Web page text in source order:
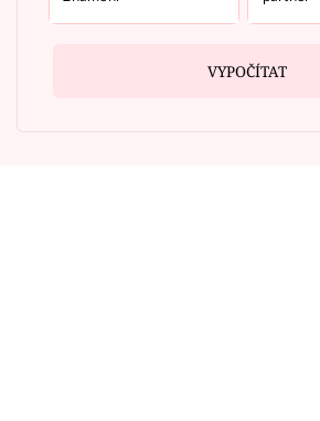
VYPOČÍTAT